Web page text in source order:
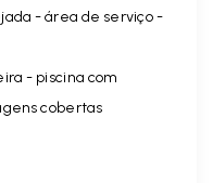
- área de serviço -
- piscina com
cobertas